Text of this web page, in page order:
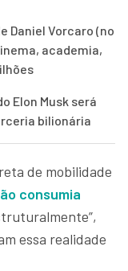
Daniel Vorcaro (no
academia,
Elon Musk será
bilionária
de mobilidade
consumia
essa realidade